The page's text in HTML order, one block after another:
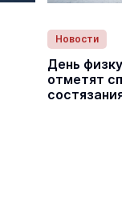
Новости
День
отметят